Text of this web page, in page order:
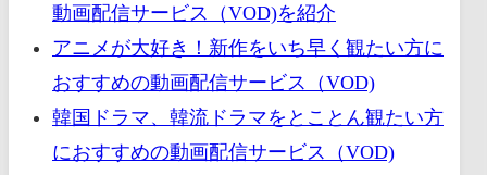
動画配信サービス（VOD)を紹介
アニメが大好き！新作をいち早く観たい方に
おすすめの動画配信サービス（VOD)
韓国ドラマ、韓流ドラマをとことん観たい方
におすすめの動画配信サービス（VOD)